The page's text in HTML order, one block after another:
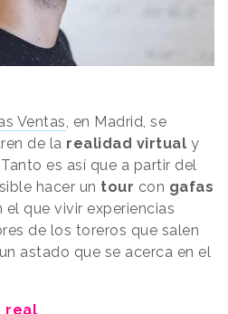
Ventas, en Madrid, se
de la realidad virtual y
es así que a partir del
hacer un tour con gafas
el que vivir experiencias
de los toreros que salen
astado que se acerca en el
real